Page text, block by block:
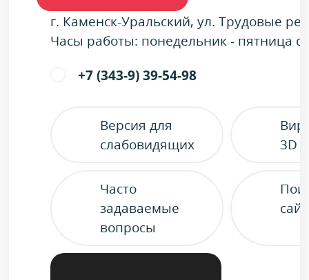
г. Каменск-Уральский, ул. Трудовые
Часы работы: понедельник - пятница с
+7 (343-9) 39-54-98
Версия для
слабовидящих
3D
Часто
задаваемые
вопросы